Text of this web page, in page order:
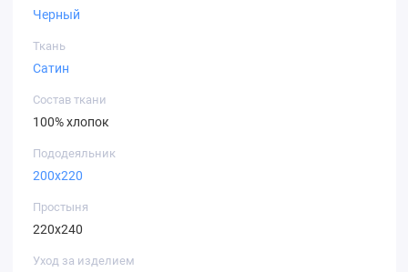
Черный
Ткань
Сатин
Состав ткани
100% хлопок
Пододеяльник
200х220
Простыня
220х240
Уход за изделием